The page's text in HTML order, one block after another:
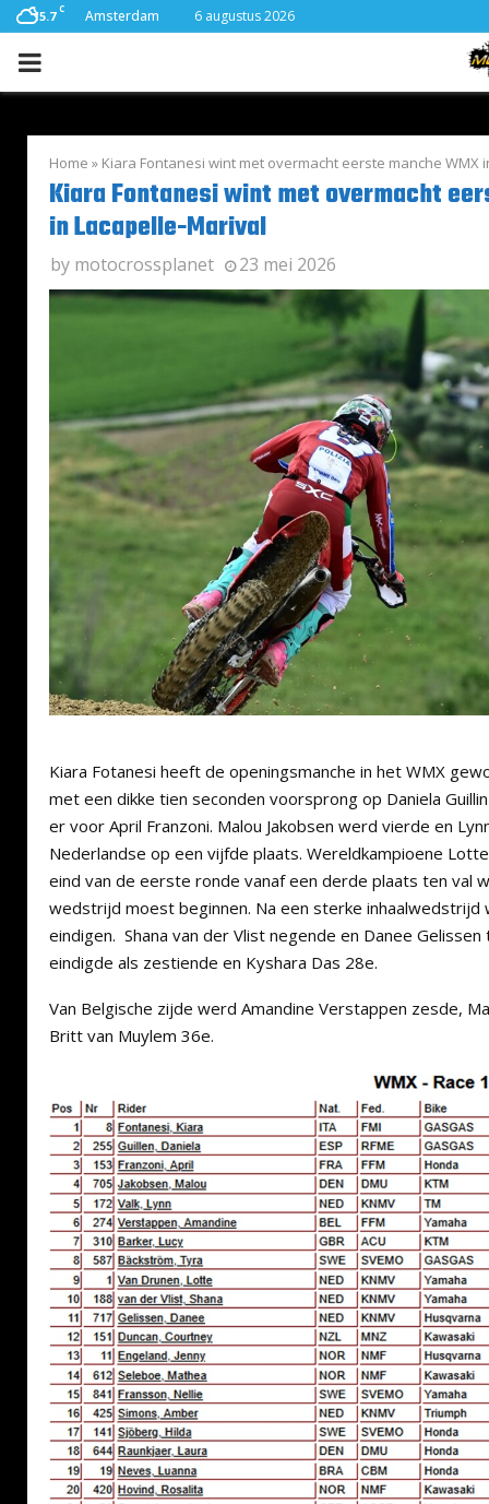
15.7 C Amsterdam 6 augustus 2026
PRIMARY
Home » Kiara Fontanesi wint met overmacht eerste manche WMX
Kiara Fontanesi wint met overmacht
in Lacapelle-Marival
by motocrossplanet 23 mei 2026
Kiara Fotanesi heeft de openingsmanche in het WMX
met een dikke tien seconden voorsprong op Daniela
er voor April Franzoni. Malou Jakobsen werd vierde en
Nederlandse op een vijfde plaats. Wereldkampioene
eind van de eerste ronde vanaf een derde plaats ten val
wedstrijd moest beginnen. Na een sterke
eindigen. Shana van der Vlist negende en Danee Gelissen
eindigde als zestiende en Kyshara Das 28e.
Van Belgische zijde werd Amandine Verstappen zesde,
Britt van Muylem 36e.